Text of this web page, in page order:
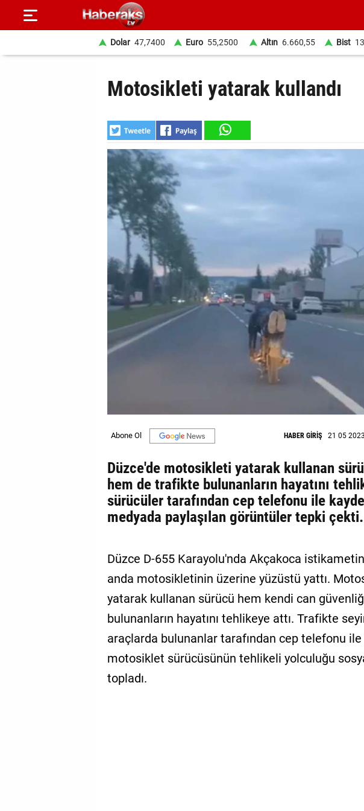
Dolar 47,7400 Euro 55,2500 Altın 6.660,55 Bist
Motosikleti yatarak kullandı
HABER GİRİŞ 21 05
Düzce'de motosikleti yatarak kullanan
hem de trafikte bulunanların hayatını
sürücüler tarafından cep telefonu ile
medyada paylaşılan görüntüler tepki çekti.
Düzce D-655 Karayolu'nda Akçakoca
anda motosikletinin üzerine yüzüstü yattı.
yatarak kullanan sürücü hem kendi can
bulunanların hayatını tehlikeye attı. Trafikte
araçlarda bulunanlar tarafından cep telefonu
motosiklet sürücüsünün tehlikeli yolculuğu
topladı.